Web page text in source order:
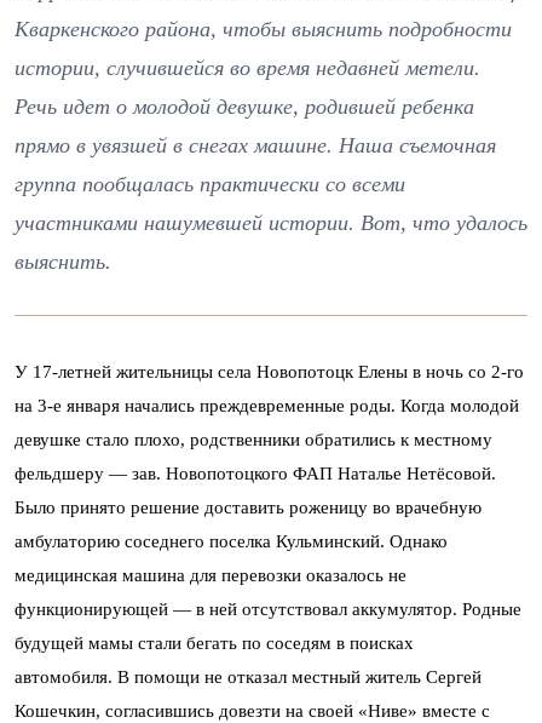
Кваркенского района, чтобы выяснить подробности
истории, случившейся во время недавней метели.
Речь идет о молодой девушке, родившей ребенка
прямо в увязшей в снегах машине. Наша съемочная
группа пообщалась практически со всеми
участниками нашумевшей истории. Вот, что удалось
выяснить.
У 17-летней жительницы села Новопотоцк Елены в ночь со 2-го
на 3-е января начались преждевременные роды. Когда молодой
девушке стало плохо, родственники обратились к местному
фельдшеру — зав. Новопотоцкого ФАП Наталье Нетёсовой.
Было принято решение доставить роженицу во врачебную
амбулаторию соседнего поселка Кульминский. Однако
медицинская машина для перевозки оказалось не
функционирующей — в ней отсутствовал аккумулятор. Родные
будущей мамы стали бегать по соседям в поисках
автомобиля. В помощи не отказал местный житель Сергей
Кошечкин, согласившись довезти на своей «Ниве» вместе с